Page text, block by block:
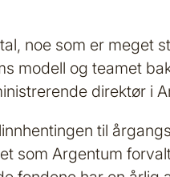
noe som er meget
modell og teamet
direktør i
til
som Argentum